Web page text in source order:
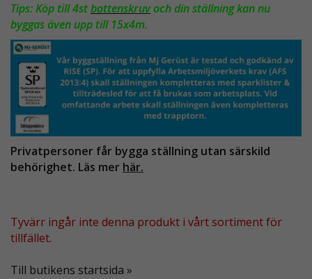
Tips: Köp till 4stbottenskruvoch din ställning kan nu
byggas även upp till 15x4m.
Privatpersoner får bygga ställning utan särskild
behörighet. Läs mer här.
Tyvärr ingår inte denna produkt i vårt sortiment för
tillfället.
Till butikens startsida »